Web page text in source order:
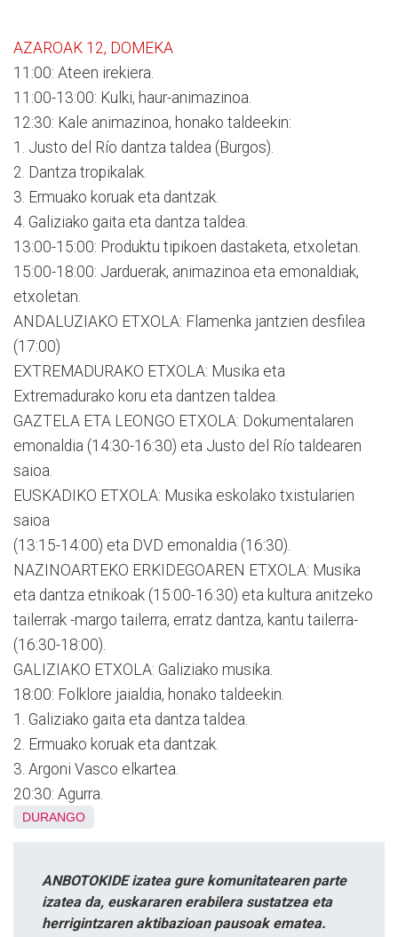
AZAROAK 12, DOMEKA
11:00: Ateen irekiera.
11:00-13:00: Kulki, haur-animazinoa.
12:30: Kale animazinoa, honako taldeekin:
1. Justo del Río dantza taldea (Burgos).
2. Dantza tropikalak.
3. Ermuako koruak eta dantzak.
4. Galiziako gaita eta dantza taldea.
13:00-15:00: Produktu tipikoen dastaketa, etxoletan.
15:00-18:00: Jarduerak, animazinoa eta emonaldiak,
etxoletan.
ANDALUZIAKO ETXOLA: Flamenka jantzien desfilea
(17:00)
EXTREMADURAKO ETXOLA: Musika eta
Extremadurako koru eta dantzen taldea.
GAZTELA ETA LEONGO ETXOLA: Dokumentalaren
emonaldia (14:30-16:30) eta Justo del Río taldearen
saioa.
EUSKADIKO ETXOLA: Musika eskolako txistularien
saioa
(13:15-14:00) eta DVD emonaldia (16:30).
NAZINOARTEKO ERKIDEGOAREN ETXOLA: Musika
eta dantza etnikoak (15:00-16:30) eta kultura anitzeko
tailerrak -margo tailerra, erratz dantza, kantu tailerra-
(16:30-18:00).
GALIZIAKO ETXOLA: Galiziako musika.
18:00: Folklore jaialdia, honako taldeekin.
1. Galiziako gaita eta dantza taldea.
2. Ermuako koruak eta dantzak.
3. Argoni Vasco elkartea.
20:30: Agurra.
DURANGO
ANBOTOKIDE izatea gure komunitatearen parte
izatea da, euskararen erabilera sustatzea eta
herrigintzaren aktibazioan pausoak ematea.